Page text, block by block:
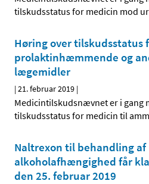
tilskudsstatus for medicin mod
Høring over tilskudsstatus
prolaktinhæmmende og
lægemidler
|21. februar 2019 |
Medicintilskudsnævnet er i gang
tilskudsstatus for medicin til
Naltrexon til behandling af
alkoholafhængighed får
den 25. februar 2019